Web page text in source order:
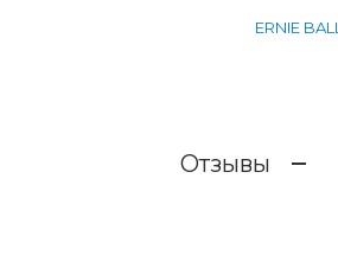
ERNIE BALL
Отзывы